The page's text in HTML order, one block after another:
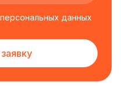
данных